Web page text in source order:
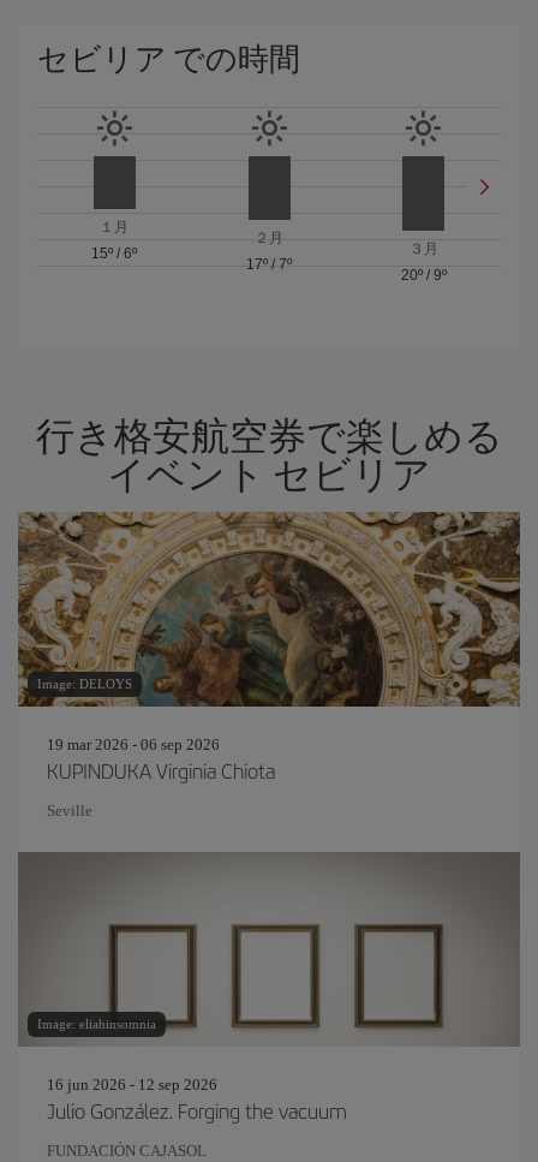
セビリア での時間
１月
15º /6º
２月
17º / 7º
３月
20º/ 9º
行き格安航空券で楽しめる
イベント セビリア
Image: DELOYS
19 mar 2026 - 06 sep 2026
KUPINDUKA Virginia Chiota
Seville
Image: eliahinsomnia
16 jun 2026 - 12 sep 2026
Julio González. Forging the vacuum
FUNDACIÓN CAJASOL